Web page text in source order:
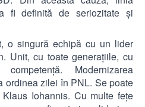
fi definită de seriozitate şi
echipă cu un lider
Unit, cu toate generaţiile, cu
Modernizarea
ordinea zilei în PNL. Se poate
Iohannis. Cu multe feţe